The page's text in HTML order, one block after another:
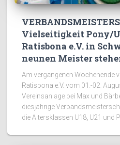
Vielseitigkeit Pony/
Ratisbona e.V. in
neunen Meister
Am vergangenen Wochenende
Ratisbona e.V. vom 01.-02.
Vereinsanlage bei Max und
diesjährige
die Altersklassen U18, U21 und